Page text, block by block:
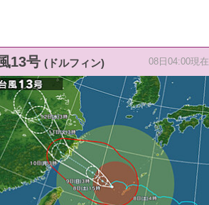
13号 (ドルフィン) 08日04:00現在